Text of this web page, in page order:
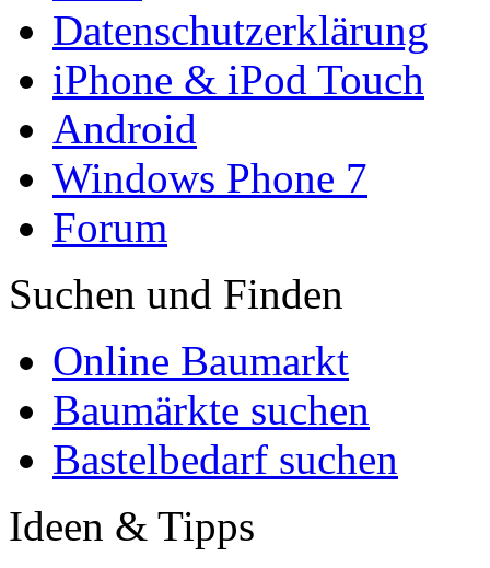
Datenschutzerklärung
iPhone & iPod Touch
Android
Windows Phone 7
Forum
Suchen und Finden
Online Baumarkt
Baumärkte suchen
Bastelbedarf suchen
Ideen & Tipps